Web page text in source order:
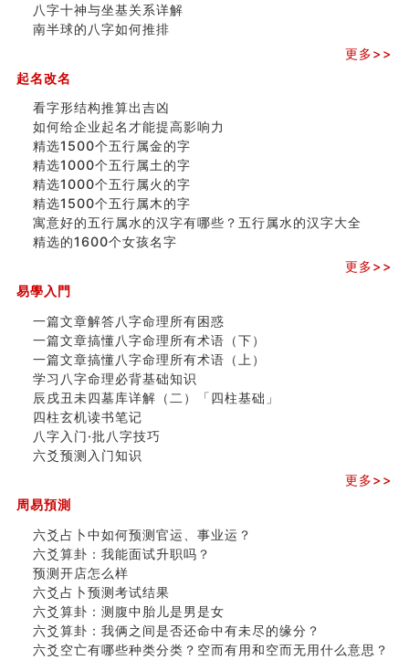
刘燮鈞讲人相 手纹与命运(一)
玄空本义 (二)
大門風水五大禁忌！大門風水擺設？門中門風水解方？
寓意好的五行属水的汉字有哪些？五行属水的汉字大全
八字十神与坐基关系详解
南半球的八字如何推排
更多>>
起名改名
看字形结构推算出吉凶
如何给企业起名才能提高影响力
精选1500个五行属金的字
精选1000个五行属土的字
精选1000个五行属火的字
精选1500个五行属木的字
寓意好的五行属水的汉字有哪些？五行属水的汉字大全
精选的1600个女孩名字
更多>>
易學入門
一篇文章解答八字命理所有困惑
一篇文章搞懂八字命理所有术语（下）
一篇文章搞懂八字命理所有术语（上）
学习八字命理必背基础知识
辰戌丑未四墓库详解（二）「四柱基础」
四柱玄机读书笔记
八字入门·批八字技巧
六爻预测入门知识
更多>>
周易預測
六爻占卜中如何预测官运、事业运？
六爻算卦：我能面试升职吗？
预测开店怎么样
六爻占卜预测考试结果
六爻算卦：测腹中胎儿是男是女
六爻算卦：我俩之间是否还命中有未尽的缘分？
六爻空亡有哪些种类分类？空而有用和空而无用什么意思？